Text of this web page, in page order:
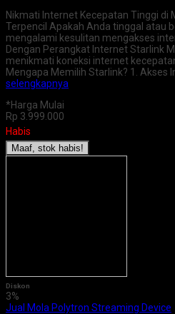
Nikmati Internet Kecepatan Tinggi di
Terpencil Apakah Anda tinggal atau
mengalami kesulitan mengakses
Dengan Perangkat Internet Starlink
menikmati koneksi internet
Mengapa Memilih Starlink? 1. Akses
selengkapnya
*Harga Mulai
Rp 3.999.000
Habis
Maaf, stok habis!
Diskon
3%
Jual Mola Polytron Streaming Device